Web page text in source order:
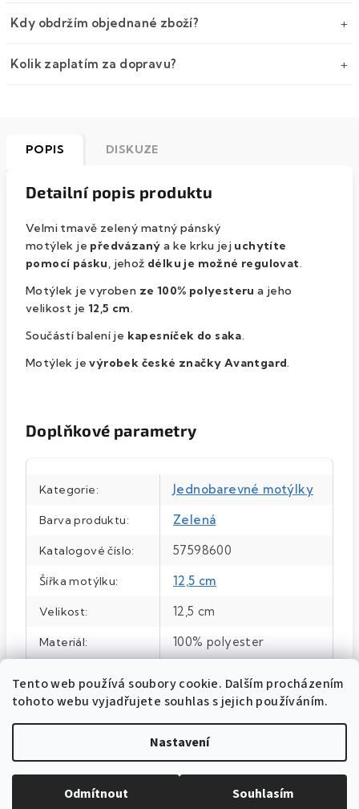
Tento web používá soubory cookie. Dalším procházením
tohoto webu vyjadřujete souhlas s jejich používáním.
Nastavení
Odmítnout Souhlasím
Kdy obdržím objednané zboží?
Kolik zaplatím za dopravu?
POPIS DISKUZE
Detailní popis produktu
Velmi tmavě zelený matný pánský
motýlek je předvázaný a ke krku jej uchytíte
pomocí pásku, jehož délku je možné regulovat.
Motýlek je vyroben ze 100% polyesteru a jeho
velikost je 12,5 cm.
Součástí balení je kapesníček do saka.
Motýlek je výrobek české značky Avantgard.
Doplňkové parametry
Kategorie: Jednobarevné motýlky
Barva produktu: Zelená
Katalogové číslo: 57598600
Šířka motýlku: 12,5 cm
Velikost: 12,5 cm
Materiál: 100% polyester